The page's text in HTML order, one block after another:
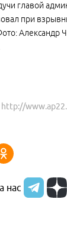
главой
при
Александр
http://
нас